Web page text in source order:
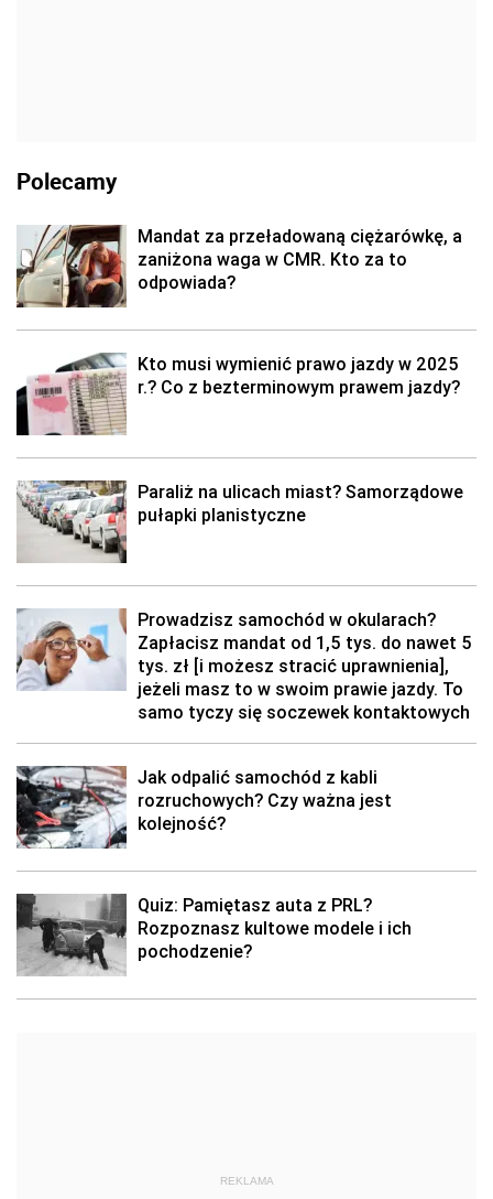
Polecamy
Mandat za przeładowaną ciężarówkę, a
zaniżona waga w CMR. Kto za to
odpowiada?
Kto musi wymienić prawo jazdy w 2025
r.? Co z bezterminowym prawem jazdy?
Paraliż na ulicach miast? Samorządowe
pułapki planistyczne
Prowadzisz samochód w okularach?
Zapłacisz mandat od 1,5 tys. do nawet 5
tys. zł [i możesz stracić uprawnienia],
jeżeli masz to w swoim prawie jazdy. To
samo tyczy się soczewek kontaktowych
Jak odpalić samochód z kabli
rozruchowych? Czy ważna jest
kolejność?
Quiz: Pamiętasz auta z PRL?
Rozpoznasz kultowe modele i ich
pochodzenie?
REKLAMA